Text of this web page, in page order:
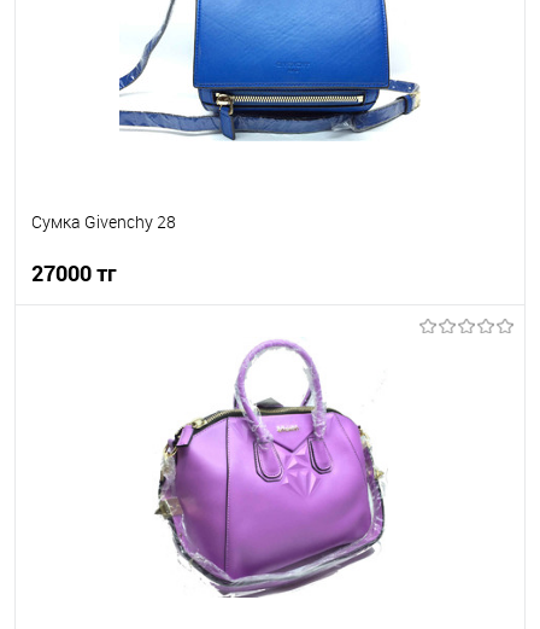
Сумка Givenchy 28
27000 тг
В корзину
В наличии